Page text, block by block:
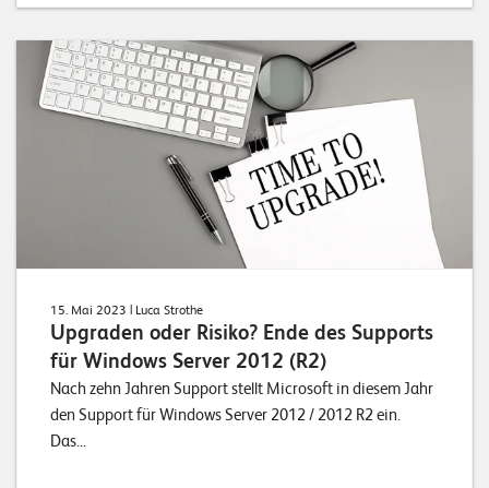
15. Mai 2023 | Luca Strothe
Upgraden oder Risiko? Ende des Supports
für Windows Server 2012 (R2)
Nach zehn Jahren Support stellt Microsoft in diesem Jahr
den Support für Windows Server 2012 / 2012 R2 ein.
Das...